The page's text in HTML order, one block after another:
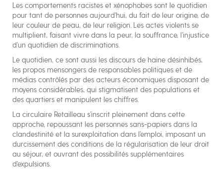
Les comportements racistes et xénophobes sont le quotidien
pour tant de personnes aujourd’hui, du fait de leur origine, de
leur couleur de peau, de leur religion. Les actes violents se
multiplient, faisant vivre dans la peur, la souffrance, l’injustice
d’un quotidien de discriminations.
Le quotidien, ce sont aussi les discours de haine désinhibés,
les propos mensongers de responsables politiques et de
médias contrôlés par des acteurs économiques disposant de
moyens considérables, qui stigmatisent des populations et
des quartiers et manipulent les chiffres.
La circulaire Retailleau s’inscrit pleinement dans cette
approche, repoussant les personnes sans-papiers dans la
clandestinité et la surexploitation dans l’emploi, imposant un
durcissement des conditions de la régularisation de leur droit
au séjour, et ouvrant des possibilités supplémentaires
d’expulsions.